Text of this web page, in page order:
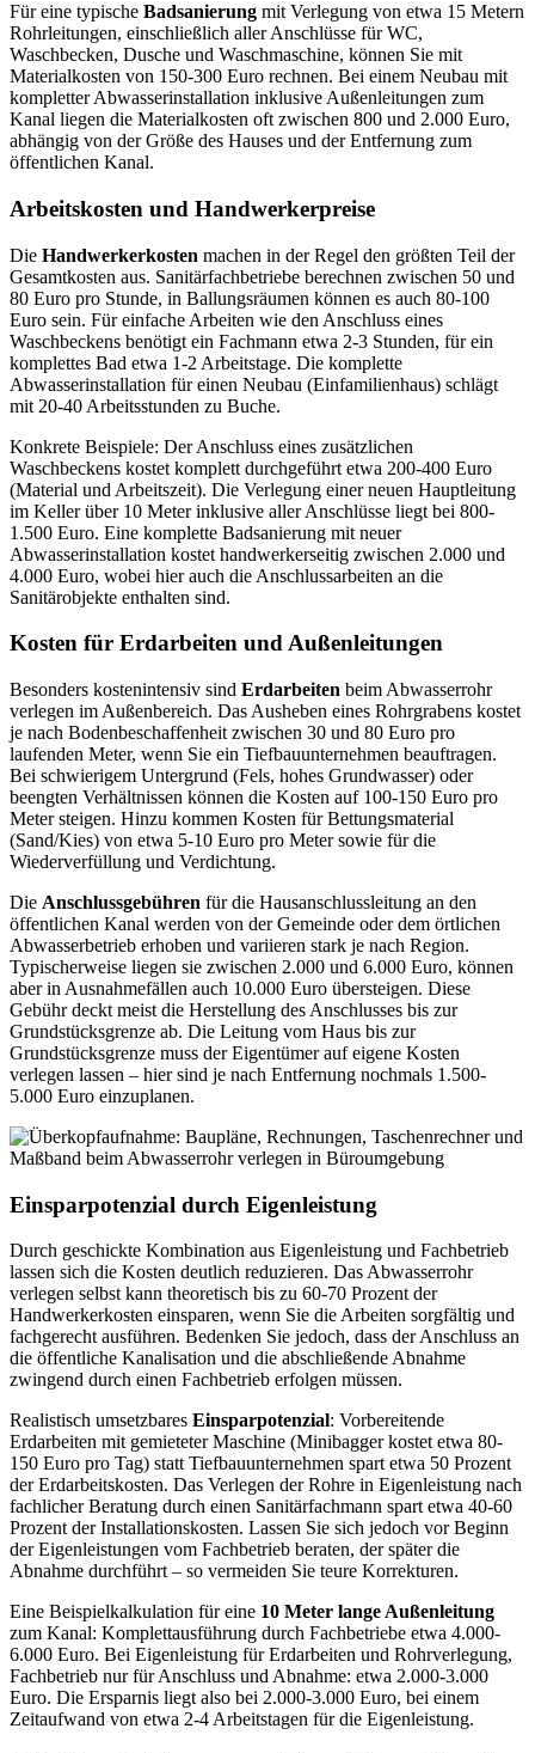
Für eine typische Badsanierung mit Verlegung von etwa 15 Metern
Rohrleitungen, einschließlich aller Anschlüsse für WC,
Waschbecken, Dusche und Waschmaschine, können Sie mit
Materialkosten von 150-300 Euro rechnen. Bei einem Neubau mit
kompletter Abwasserinstallation inklusive Außenleitungen zum
Kanal liegen die Materialkosten oft zwischen 800 und 2.000 Euro,
abhängig von der Größe des Hauses und der Entfernung zum
öffentlichen Kanal.
Arbeitskosten und Handwerkerpreise
Die Handwerkerkosten machen in der Regel den größten Teil der
Gesamtkosten aus. Sanitärfachbetriebe berechnen zwischen 50 und
80 Euro pro Stunde, in Ballungsräumen können es auch 80-100
Euro sein. Für einfache Arbeiten wie den Anschluss eines
Waschbeckens benötigt ein Fachmann etwa 2-3 Stunden, für ein
komplettes Bad etwa 1-2 Arbeitstage. Die komplette
Abwasserinstallation für einen Neubau (Einfamilienhaus) schlägt
mit 20-40 Arbeitsstunden zu Buche.
Konkrete Beispiele: Der Anschluss eines zusätzlichen
Waschbeckens kostet komplett durchgeführt etwa 200-400 Euro
(Material und Arbeitszeit). Die Verlegung einer neuen Hauptleitung
im Keller über 10 Meter inklusive aller Anschlüsse liegt bei 800-
1.500 Euro. Eine komplette Badsanierung mit neuer
Abwasserinstallation kostet handwerkerseitig zwischen 2.000 und
4.000 Euro, wobei hier auch die Anschlussarbeiten an die
Sanitärobjekte enthalten sind.
Kosten für Erdarbeiten und Außenleitungen
Besonders kostenintensiv sind Erdarbeiten beim Abwasserrohr
verlegen im Außenbereich. Das Ausheben eines Rohrgrabens kostet
je nach Bodenbeschaffenheit zwischen 30 und 80 Euro pro
laufenden Meter, wenn Sie ein Tiefbauunternehmen beauftragen.
Bei schwierigem Untergrund (Fels, hohes Grundwasser) oder
beengten Verhältnissen können die Kosten auf 100-150 Euro pro
Meter steigen. Hinzu kommen Kosten für Bettungsmaterial
(Sand/Kies) von etwa 5-10 Euro pro Meter sowie für die
Wiederverfüllung und Verdichtung.
Die Anschlussgebühren für die Hausanschlussleitung an den
öffentlichen Kanal werden von der Gemeinde oder dem örtlichen
Abwasserbetrieb erhoben und variieren stark je nach Region.
Typischerweise liegen sie zwischen 2.000 und 6.000 Euro, können
aber in Ausnahmefällen auch 10.000 Euro übersteigen. Diese
Gebühr deckt meist die Herstellung des Anschlusses bis zur
Grundstücksgrenze ab. Die Leitung vom Haus bis zur
Grundstücksgrenze muss der Eigentümer auf eigene Kosten
verlegen lassen – hier sind je nach Entfernung nochmals 1.500-
5.000 Euro einzuplanen.
Einsparpotenzial durch Eigenleistung
Durch geschickte Kombination aus Eigenleistung und Fachbetrieb
lassen sich die Kosten deutlich reduzieren. Das Abwasserrohr
verlegen selbst kann theoretisch bis zu 60-70 Prozent der
Handwerkerkosten einsparen, wenn Sie die Arbeiten sorgfältig und
fachgerecht ausführen. Bedenken Sie jedoch, dass der Anschluss an
die öffentliche Kanalisation und die abschließende Abnahme
zwingend durch einen Fachbetrieb erfolgen müssen.
Realistisch umsetzbares Einsparpotenzial: Vorbereitende
Erdarbeiten mit gemieteter Maschine (Minibagger kostet etwa 80-
150 Euro pro Tag) statt Tiefbauunternehmen spart etwa 50 Prozent
der Erdarbeitskosten. Das Verlegen der Rohre in Eigenleistung nach
fachlicher Beratung durch einen Sanitärfachmann spart etwa 40-60
Prozent der Installationskosten. Lassen Sie sich jedoch vor Beginn
der Eigenleistungen vom Fachbetrieb beraten, der später die
Abnahme durchführt – so vermeiden Sie teure Korrekturen.
Eine Beispielkalkulation für eine 10 Meter lange Außenleitung
zum Kanal: Komplettausführung durch Fachbetriebe etwa 4.000-
6.000 Euro. Bei Eigenleistung für Erdarbeiten und Rohrverlegung,
Fachbetrieb nur für Anschluss und Abnahme: etwa 2.000-3.000
Euro. Die Ersparnis liegt also bei 2.000-3.000 Euro, bei einem
Zeitaufwand von etwa 2-4 Arbeitstagen für die Eigenleistung.